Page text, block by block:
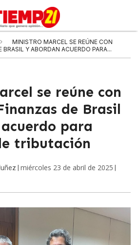
MINISTRO MARCEL SE REÚNE CON
Y ABORDAN ACUERDO PARA...
se reúne con
de Brasil
para
tributación
| miércoles 23 de abril de 2025